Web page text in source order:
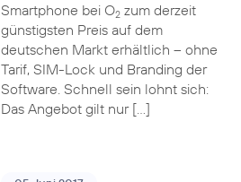
Smartphone bei O2zum derzeit
günstigsten Preis auf dem
deutschen Markt erhältlich – ohne
Tarif, SIM-Lock und Branding der
Software. Schnell sein lohnt sich:
Das Angebot gilt nur […]